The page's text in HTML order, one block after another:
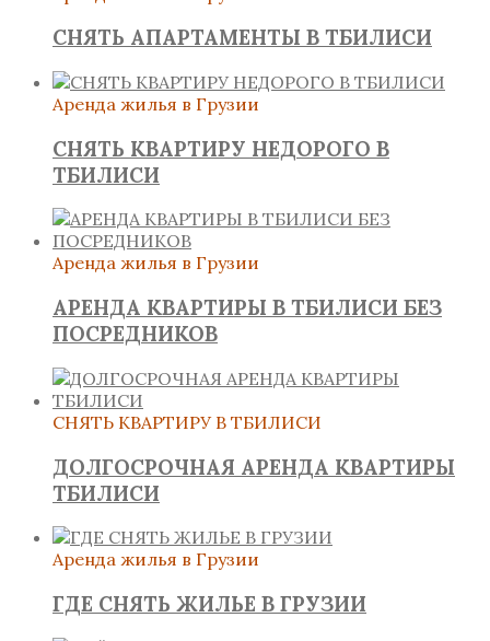
СНЯТЬ АПАРТАМЕНТЫ В ТБИЛИСИ
Аренда жилья в Грузии
СНЯТЬ КВАРТИРУ НЕДОРОГО В
ТБИЛИСИ
Аренда жилья в Грузии
АРЕНДА КВАРТИРЫ В ТБИЛИСИ БЕЗ
ПОСРЕДНИКОВ
СНЯТЬ КВАРТИРУ В ТБИЛИСИ
ДОЛГОСРОЧНАЯ АРЕНДА КВАРТИРЫ
ТБИЛИСИ
Аренда жилья в Грузии
ГДЕ СНЯТЬ ЖИЛЬЕ В ГРУЗИИ